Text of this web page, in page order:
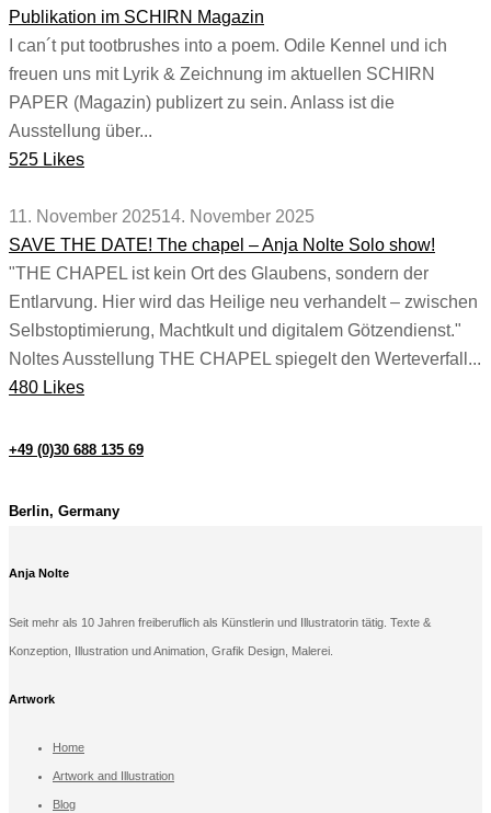
Publikation im SCHIRN Magazin
I can´t put tootbrushes into a poem. Odile Kennel und ich
freuen uns mit Lyrik & Zeichnung im aktuellen SCHIRN
PAPER (Magazin) publizert zu sein. Anlass ist die
Ausstellung über...
525 Likes
11. November 202514. November 2025
SAVE THE DATE! The chapel – Anja Nolte Solo show!
"THE CHAPEL ist kein Ort des Glaubens, sondern der
Entlarvung. Hier wird das Heilige neu verhandelt – zwischen
Selbstoptimierung, Machtkult und digitalem Götzendienst."
Noltes Ausstellung THE CHAPEL spiegelt den Werteverfall...
480 Likes
+49 (0)30 688 135 69
Berlin, Germany
Anja Nolte
Seit mehr als 10 Jahren freiberuflich als Künstlerin und Illustratorin tätig. Texte &
Konzeption, Illustration und Animation, Grafik Design, Malerei.
Artwork
Home
Artwork and Illustration
Blog